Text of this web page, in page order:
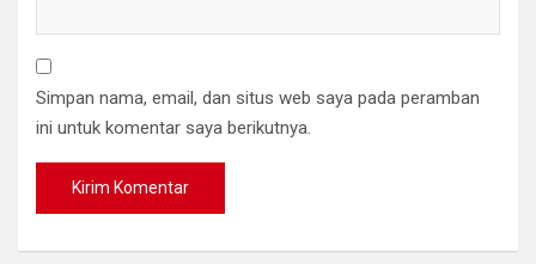
Simpan nama, email, dan situs web saya pada peramban
ini untuk komentar saya berikutnya.